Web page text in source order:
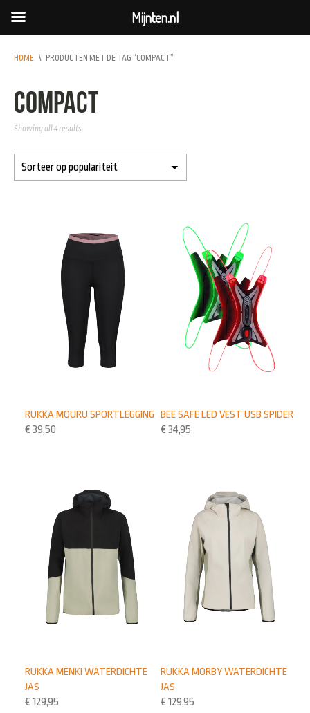
HOME \ PRODUCTEN MET DE TAG “COMPACT”
compact
Showing all 4 results
BEE SAFE LED VEST USB SPIDER
€ 34,95
RUKKA MOURU SPORTLEGGING
€ 39,50
RUKKA MORBY WATERDICHTE
JAS
€ 129,95
RUKKA MENKI WATERDICHTE
JAS
€ 129,95
Mijnten.nl